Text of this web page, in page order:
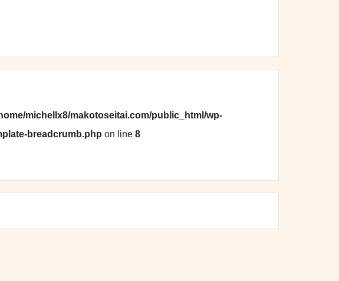
michellx8/makotoseitai.com/public_html/wp-
breadcrumb.php on line 8